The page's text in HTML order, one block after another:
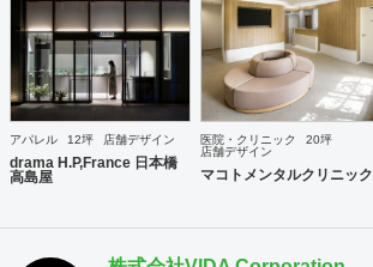
アパレル 12坪 店舗デザイン
drama H.P,France 日本橋
高島屋
医院・クリニック
20坪
店舗デザイン
マコトメンタルクリニック